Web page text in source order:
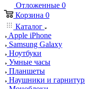
Отложенные 0
Корзина 0
Каталог
Apple iPhone
Samsung Galaxy
Ноутбуки
Умные часы
Планшеты
Наушники и